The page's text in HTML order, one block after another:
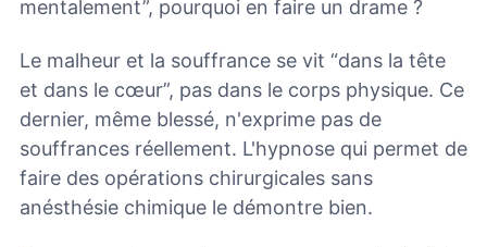
mentalement”, pourquoi en faire un drame ?
Le malheur et la souffrance se vit “dans la tête
et dans le cœur”, pas dans le corps physique. Ce
dernier, même blessé, n'exprime pas de
souffrances réellement. L'hypnose qui permet de
faire des opérations chirurgicales sans
anésthésie chimique le démontre bien.